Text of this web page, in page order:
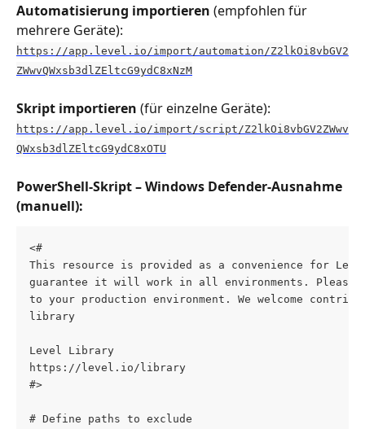
Automatisierung importieren (empfohlen für
mehrere Geräte):
https://app.level.io/import/automation/Z2lkOi8vbGV2
ZWwvQWxsb3dlZEltcG9ydC8xNzM
Skript importieren (für einzelne Geräte):
https://app.level.io/import/script/Z2lkOi8vbGV2ZWwv
QWxsb3dlZEltcG9ydC8xOTU
PowerShell-Skript – Windows Defender-Ausnahme
(manuell):
<#
This resource is provided as a convenience for
guarantee it will work in all environments. Please
to your production environment. We welcome
library
Level Library
https://level.io/library
#>
# Define paths to exclude